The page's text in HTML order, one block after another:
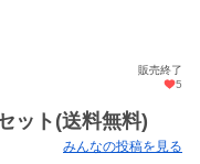
販売終了
5
ット(送料無料)
みんなの投稿を見る